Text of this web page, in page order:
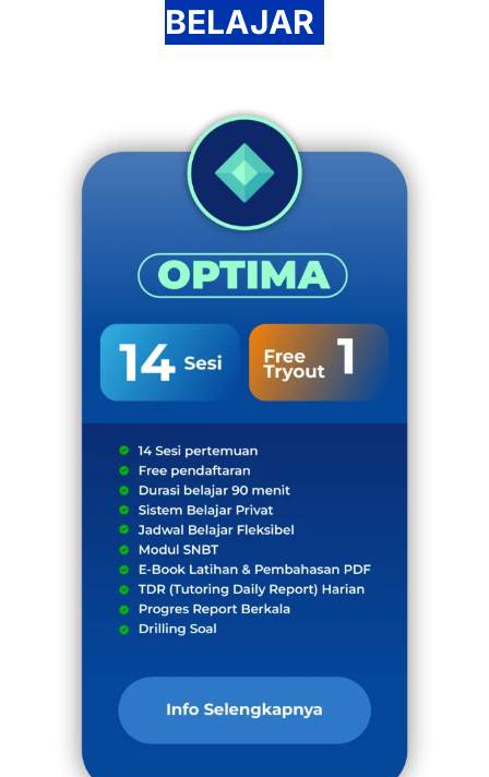
BELAJAR